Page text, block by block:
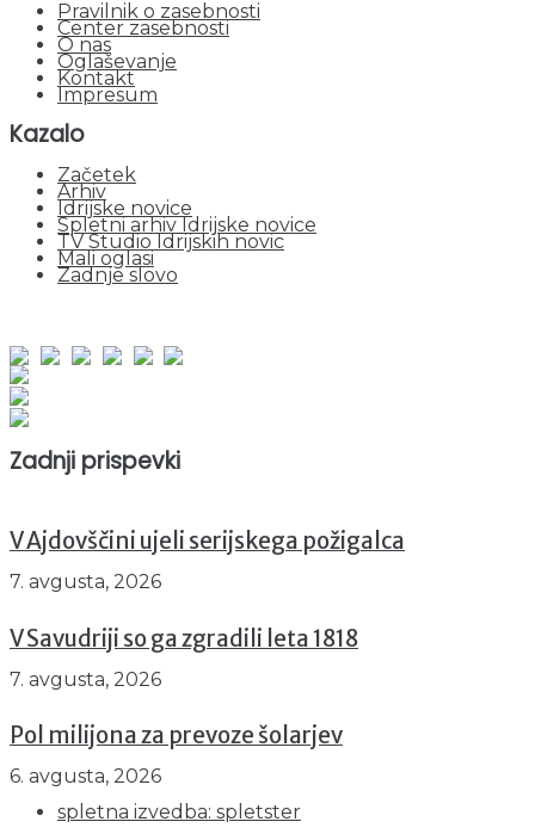
Pravilnik o zasebnosti
Center zasebnosti
O nas
Oglaševanje
Kontakt
Impresum
Kazalo
Začetek
Arhiv
Idrijske novice
Spletni arhiv Idrijske novice
TV Studio Idrijskih novic
Mali oglasi
Zadnje slovo
Zadnji prispevki
V Ajdovščini ujeli serijskega požigalca
7. avgusta, 2026
V Savudriji so ga zgradili leta 1818
7. avgusta, 2026
Pol milijona za prevoze šolarjev
6. avgusta, 2026
spletna izvedba: spletster